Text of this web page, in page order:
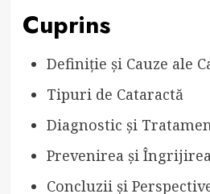
Cuprins
Definiție și Cauze ale
Tipuri de Cataractă
Diagnostic și
Prevenirea și
Concluzii și